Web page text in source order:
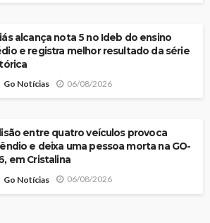
alcança nota 5 no Ideb do ensino
e registra melhor resultado da série
Go Notícias 06/08/2026
entre quatro veículos provoca
e deixa uma pessoa morta na GO-
em Cristalina
Go Notícias 06/08/2026